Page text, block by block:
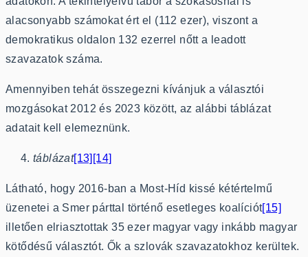
alacsonyabb számokat ért el (112 ezer), viszont a
demokratikus oldalon 132 ezerrel nőtt a leadott
szavazatok száma.
Amennyiben tehát összegezni kívánjuk a választói
mozgásokat 2012 és 2023 között, az alábbi táblázat
adatait kell elemeznünk.
táblázat[13] [14]
Látható, hogy 2016-ban a Most-Híd kissé kétértelmű
üzenetei a Smer párttal történő esetleges koalíciót[15]
illetően elriasztottak 35 ezer magyar vagy inkább magyar
kötődésű választót. Ők a szlovák szavazatokhoz kerültek.